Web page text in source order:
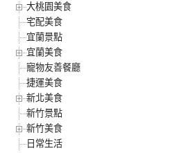
大桃園美食
宅配美食
宜蘭景點
宜蘭美食
寵物友善餐廳
捷運美食
新北美食
新竹景點
新竹美食
日常生活